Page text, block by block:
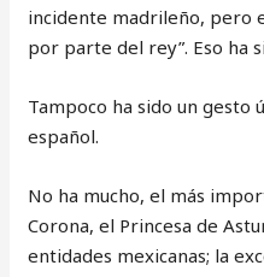
incidente madrileño, pero
por parte del rey”. Eso ha
Tampoco ha sido un
español.
No ha mucho, el más
Corona, el Princesa de
entidades mexicanas; la